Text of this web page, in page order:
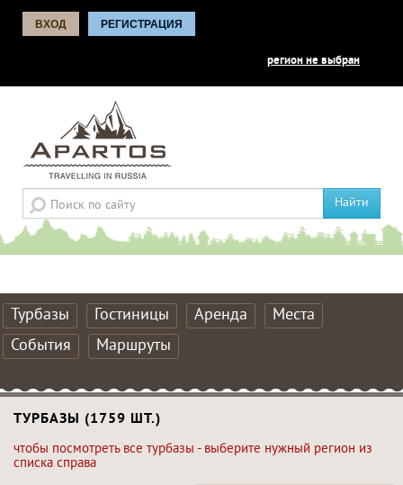
ВХОД РЕГИСТРАЦИЯ
регион не выбран
Найти
Турбазы Гостиницы Аренда
Места
События
Маршруты
ТУРБАЗЫ (1759 ШТ.)
чтобы посмотреть все турбазы - выберите нужный регион из
списка справа